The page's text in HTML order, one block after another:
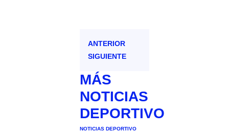
ANTERIOR
SIGUIENTE
MÁS
NOTICIAS
DEPORTIVO
NOTICIAS DEPORTIVO